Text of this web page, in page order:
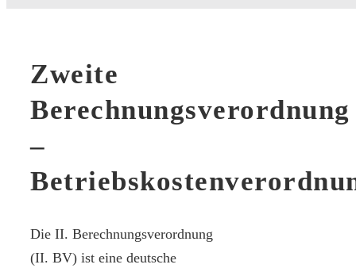
Zweite
Berechnungsverordnung
–
Die II. Berechnungsverordnung
(II. BV) ist eine deutsche